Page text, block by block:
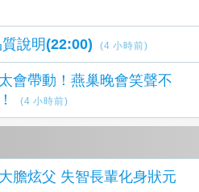
說明(22:00) (4 小時前)
會帶動！燕巢晚會笑聲不
(4 小時前)
膽炫父 失智長輩化身狀元